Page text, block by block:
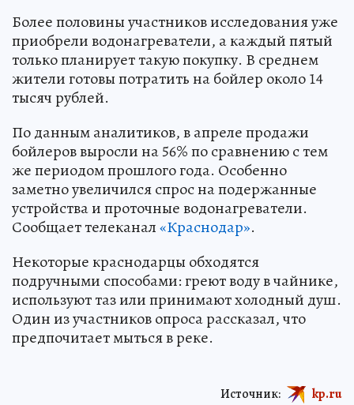
Более половины участников исследования уже
приобрели водонагреватели, а каждый пятый
только планирует такую покупку. В среднем
жители готовы потратить на бойлер около 14
тысяч рублей.
По данным аналитиков, в апреле продажи
бойлеров выросли на 56% по сравнению с тем
же периодом прошлого года. Особенно
заметно увеличился спрос на подержанные
устройства и проточные водонагреватели.
Сообщает телеканал«Краснодар».
Некоторые краснодарцы обходятся
подручными способами: греют воду в чайнике,
используют таз или принимают холодный душ.
Один из участников опроса рассказал, что
предпочитает мыться в реке.
Источник: kp.ru